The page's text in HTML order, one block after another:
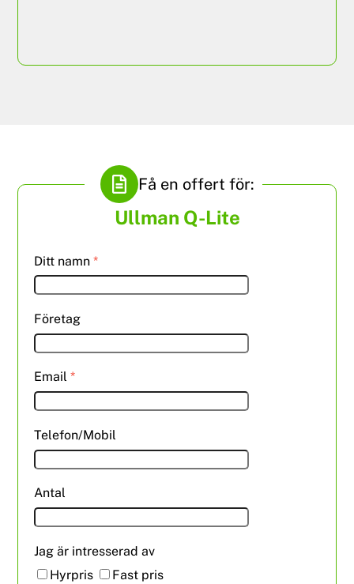
Få en offert för:
Ullman Q-Lite
Ditt namn*
Företag
Email*
Telefon/Mobil
Antal
Jag är intresserad av
Hyrpris
Fast pris